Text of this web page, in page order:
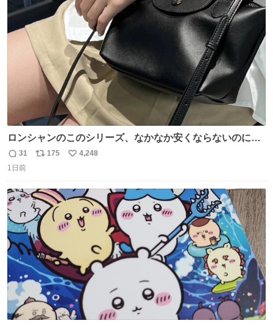
ト
数
ロンシャンのこのシリーズ、なかなか安くならないのにセ
ール価格になってる🖤✨レザーなのが反則級にかわいい。
持ってるだけでコーデが格上げされる。
返
信
31
リ
ト
数
175
い
数
4,248
1日前